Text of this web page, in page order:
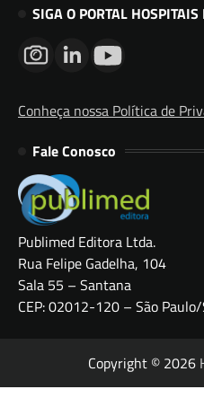
SIGA O PORTAL
Conheça nossa Política de
Fale Conosco
Publimed Editora Ltda.
Rua Felipe Gadelha, 104
Sala 55 – Santana
CEP: 02012-120 – São
Copyright © 2026